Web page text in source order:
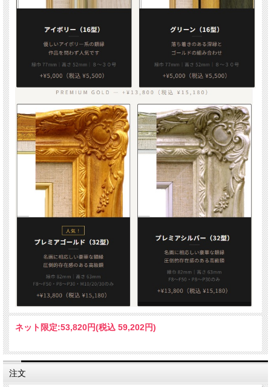
ネット限定:53,820円(税込 59,202円)
注文